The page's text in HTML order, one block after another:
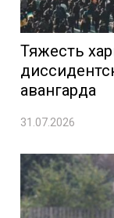
Тяжесть
авангарда
31.07.2026